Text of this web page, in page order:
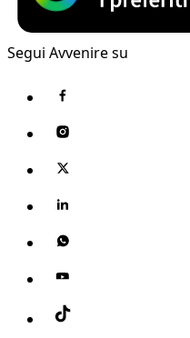
Segui Avvenire su